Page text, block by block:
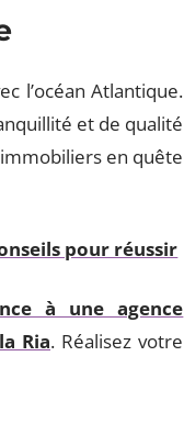
l’océan Atlantique.
et de qualité
immobiliers en quête
pour réussir
à une agence
Ria. Réalisez votre